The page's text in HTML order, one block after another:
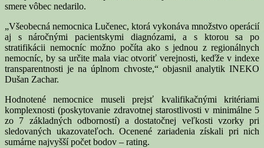
smere vôbec nedarilo.
„Všeobecná nemocnica Lučenec, ktorá vykonáva množstvo operácií
aj s náročnými pacientskymi diagnózami, a s ktorou sa po
stratifikácii nemocníc možno počíta ako s jednou z regionálnych
nemocníc, by sa určite mala viac otvoriť verejnosti, keďže v indexe
transparentnosti je na úplnom chvoste,“ objasnil analytik INEKO
Dušan Zachar.
Hodnotené nemocnice museli prejsť kvalifikačnými kritériami
komplexnosti (poskytovanie zdravotnej starostlivosti v minimálne 5
zo 7 základných odborností) a dostatočnej veľkosti vzorky pri
sledovaných ukazovateľoch. Ocenené zariadenia získali pri nich
sumárne najvyšší počet bodov – rating.